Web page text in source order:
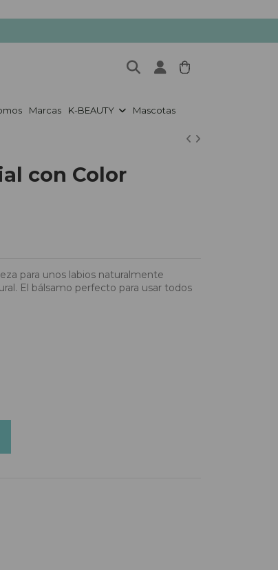
Marcas K-BEAUTY Mascotas
con Color
para unos labios naturalmente
El bálsamo perfecto para usar todos